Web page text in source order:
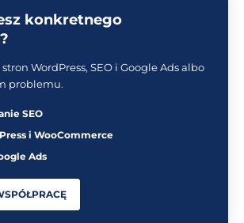
konkretnego
WordPress, SEO i Google Ads albo
problemu.
SEO
i WooCommerce
Ads